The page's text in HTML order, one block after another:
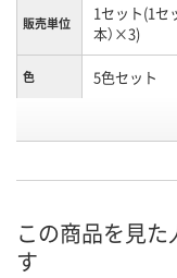
販売単位
1セット(1セ
本）×3)
色 5色セット
お届け日 8月11日（火）
この商品を見
す